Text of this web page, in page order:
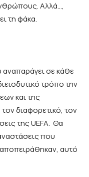
Αλλά…,
τη φάκα.
σε κάθε
τρόπο την
και της
διαφορετικό, τον
της UEFA. Θα
που
αυτό